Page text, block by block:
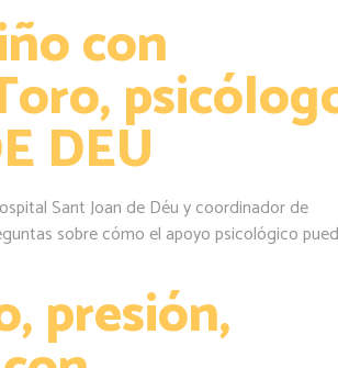
con
DEU
Sant Joan de Déu y coordinador de
sobre cómo el apoyo psicológico
presión,